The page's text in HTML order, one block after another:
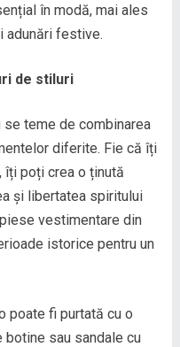
în modă, mai ales
adunări festive.
de stiluri
teme de combinarea
diferite. Fie că îți
îți poți crea o ținută
și libertatea spiritului
vestimentare din
istorice pentru un
poate fi purtată cu o
sau sandale cu